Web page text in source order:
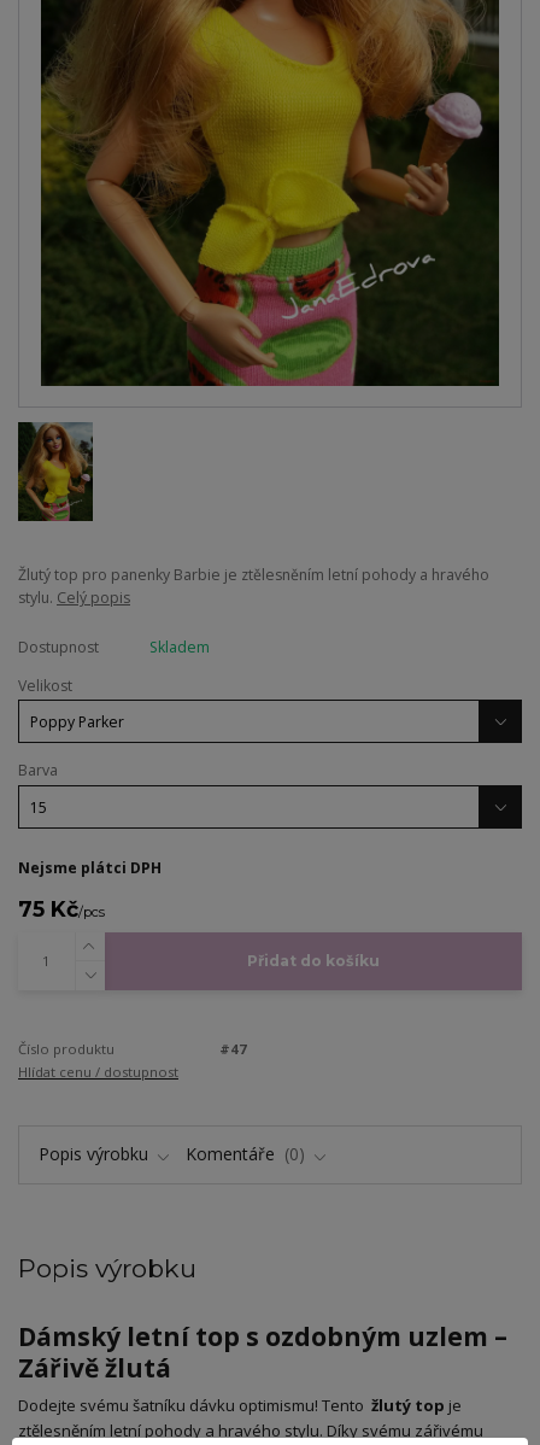
Žlutý top pro panenky Barbie je ztělesněním letní pohody a hravého
stylu. Celý popis
Dostupnost
Skladem
Velikost
Barva
Nejsme plátci DPH
75 Kč/pcs
Přidat do košíku
Číslo produktu
#47
Hlídat cenu / dostupnost
Popis výrobku Komentáře 0
Popis výrobku
Dámský letní top s ozdobným uzlem –
Zářivě žlutá
​Dodejte svému šatníku dávku optimismu! Tento žlutý top je
ztělesněním letní pohody a hravého stylu. Díky svému zářivému